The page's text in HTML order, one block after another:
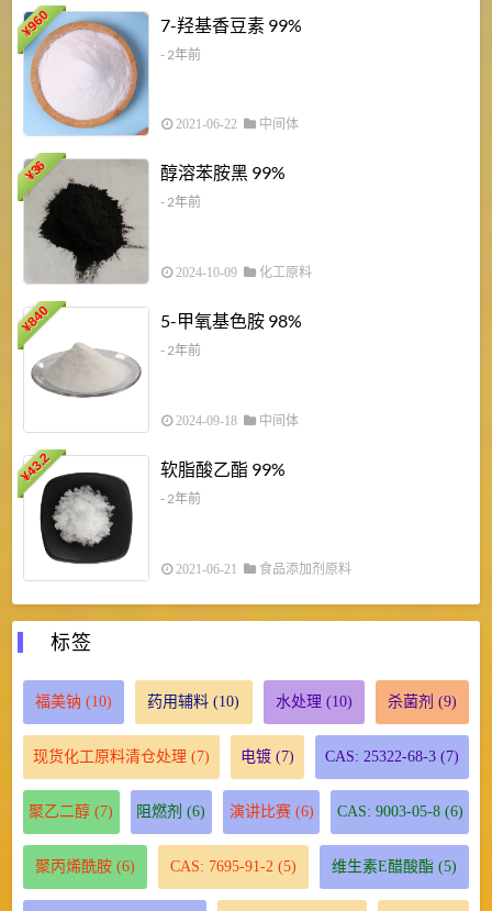
¥
960 7-羟基香豆素 99%
- 2年前
2021-06-22 中间体
¥
36 醇溶苯胺黑 99%
- 2年前
2024-10-09 化工原料
¥
840 5-甲氧基色胺 98%
- 2年前
2024-09-18 中间体
¥
43.2 软脂酸乙酯 99%
- 2年前
2021-06-21 食品添加剂原料
标签
福美钠 (10) 药用辅料 (10) 水处理 (10) 杀菌剂 (9)
现货化工原料清仓处理 (7) 电镀 (7) CAS: 25322-68-3 (7)
聚乙二醇 (7) 阻燃剂 (6) 演讲比赛(6) CAS: 9003-05-8(6)
聚丙烯酰胺(6) CAS: 7695-91-2 (5) 维生素E醋酸酯 (5)